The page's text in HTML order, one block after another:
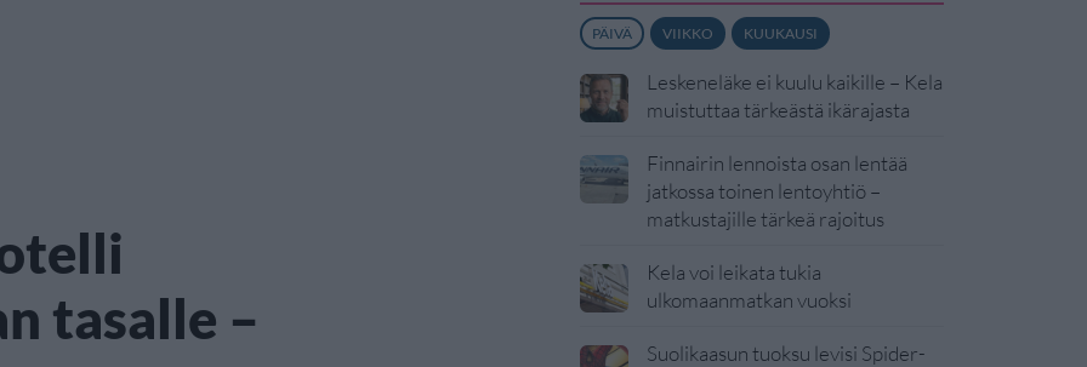
tasalle –
PÄIVÄ VIIKKO KUUKAUSI
Leskeneläke ei kuulu kaikille – Kela
muistuttaa tärkeästä ikärajasta
Finnairin lennoista osan lentää
jatkossa toinen lentoyhtiö –
matkustajille tärkeä rajoitus
Kela voi leikata tukia
ulkomaanmatkan vuoksi
Suolikaasun tuoksu levisi Spider-